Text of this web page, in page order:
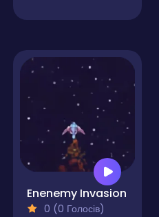
Enenemy Invasion
0 (0 Голосів)